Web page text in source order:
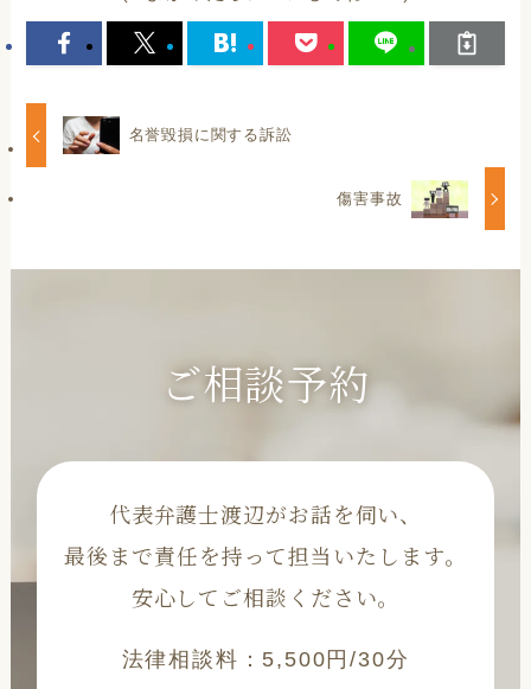
名誉毀損に関する訴訟
傷害事故
ご相談予約
代表弁護士渡辺がお話を伺い、
最後まで責任を持って担当いたします。
安心してご相談ください。
法律相談料：5,500円/30分